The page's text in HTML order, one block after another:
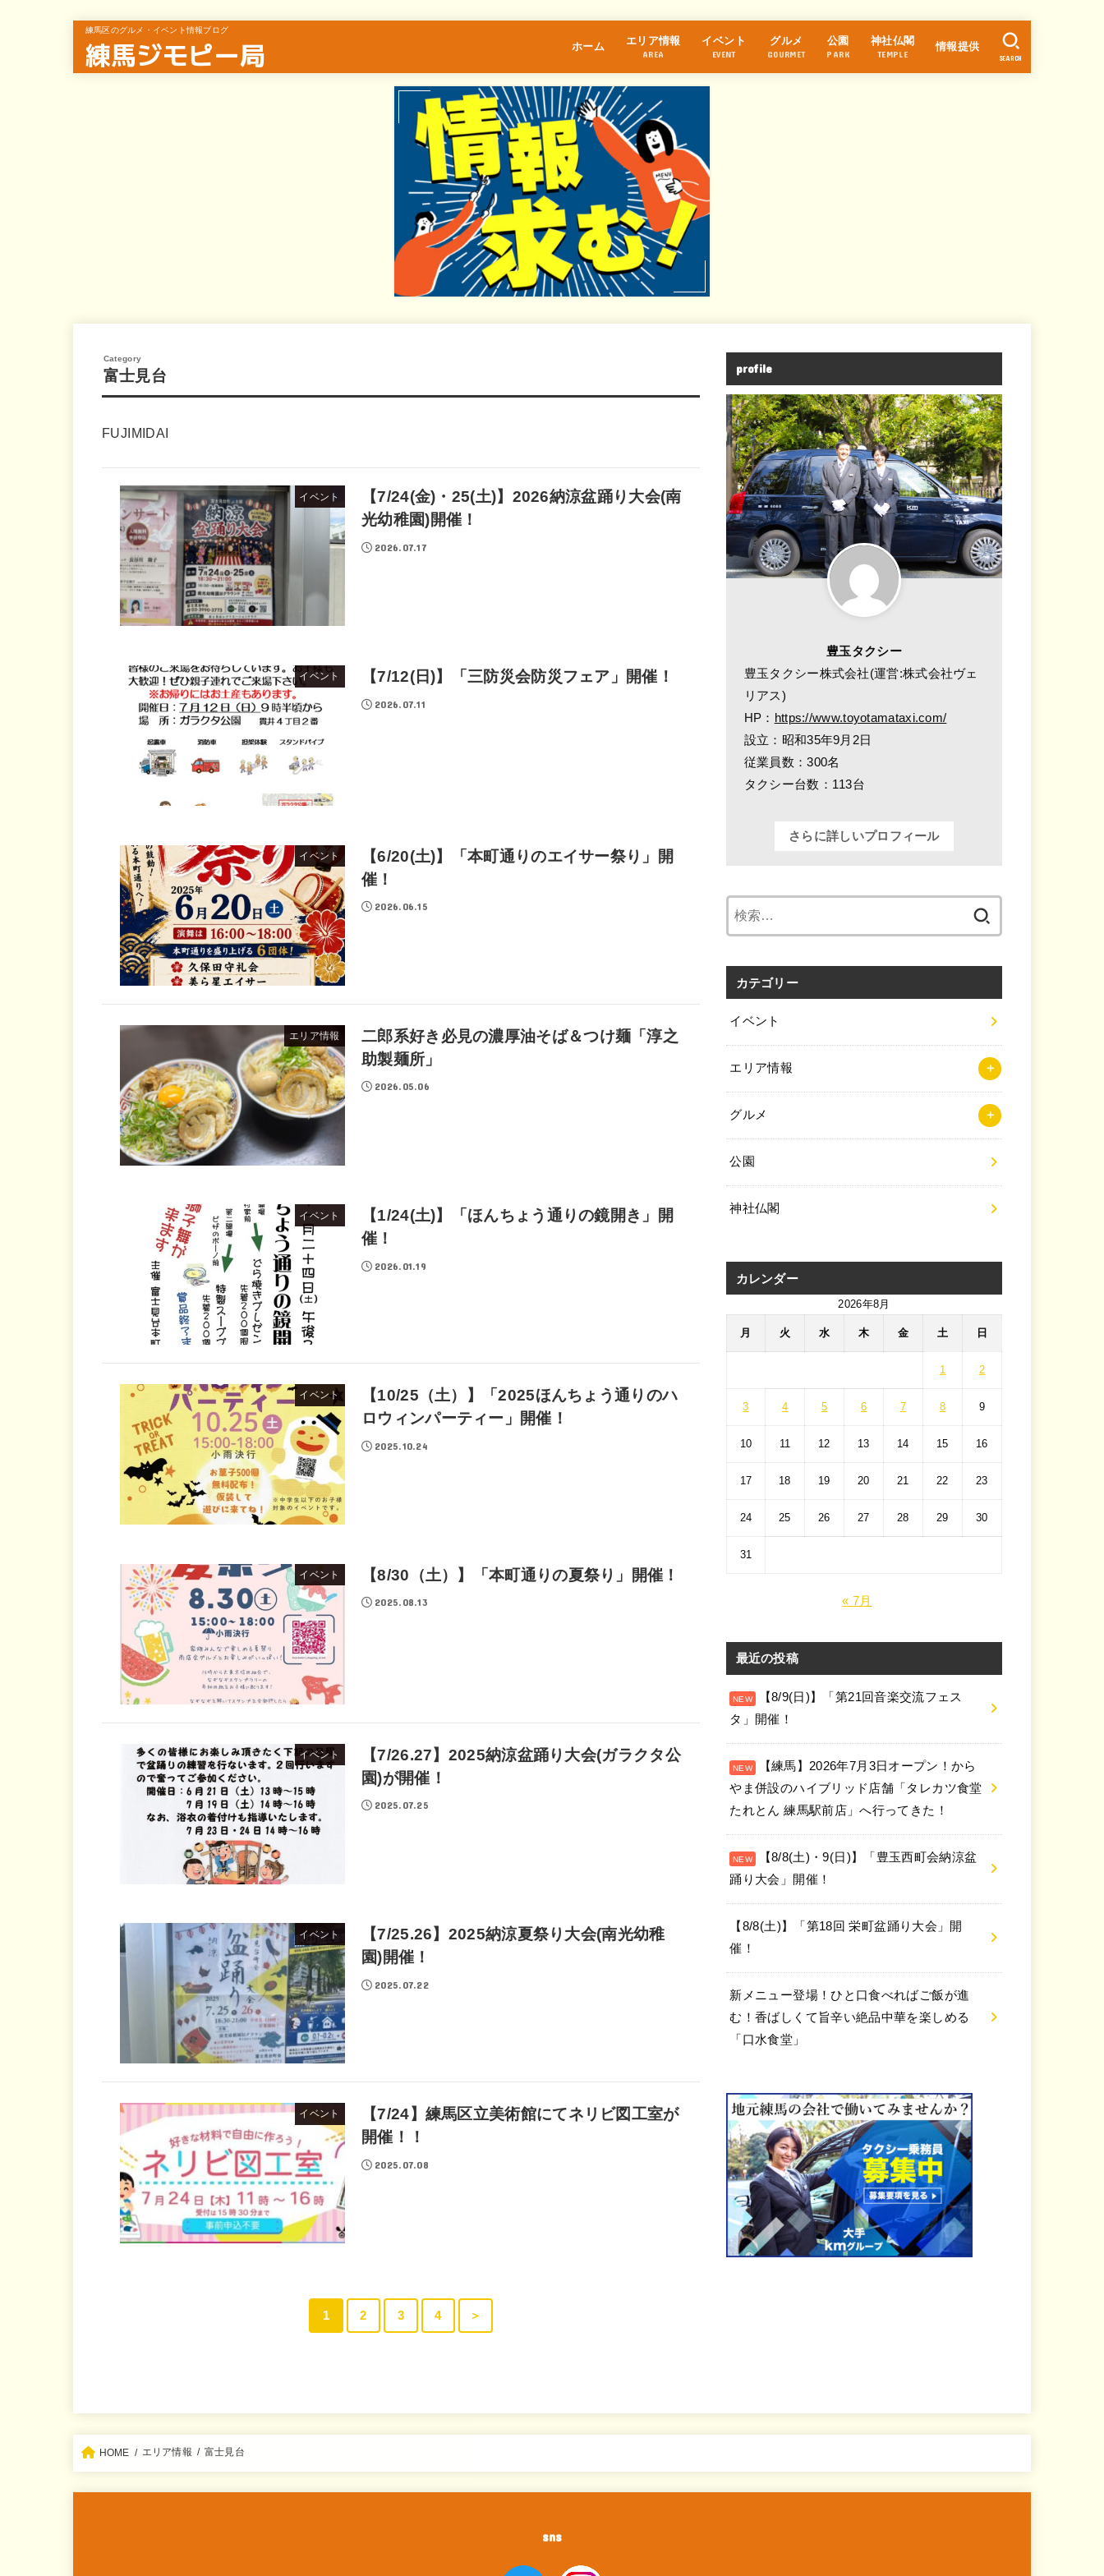
練馬区のグルメ・イベント情報ブログ
練馬ジモピー局 ホーム エリア情報
AREA
江古田
桜台
練馬
中村橋
富士見台
石神井公園
大泉学園
保谷
氷川台
光が丘
東武練馬
上井草
イベント
EVENT
グルメ
GOURMET
公園
PARK
神社仏閣
TEMPLE
情報提供
SEARCH
富士見台
FUJIMIDAI
イベント
【7/24(金)・25(土)】2026納涼盆踊り大会(南
光幼稚園)開催！
2026.07.17
イベント 【7/12(日)】「三防災会防災フェア」開催！
2026.07.11
イベント
【6/20(土)】「本町通りのエイサー祭り」開
催！
2026.06.15
エリア情報
二郎系好き必見の濃厚油そば＆つけ麺「淳之
助製麺所」
2026.05.06
イベント
【1/24(土)】「ほんちょう通りの鏡開き」開
催！
2026.01.19
イベント
【10/25（土）】「2025ほんちょう通りのハ
ロウィンパーティー」開催！
2025.10.24
イベント 【8/30（土）】「本町通りの夏祭り」開催！
2025.08.13
イベント
【7/26.27】2025納涼盆踊り大会(ガラクタ公
園)が開催！
2025.07.25
イベント
【7/25.26】2025納涼夏祭り大会(南光幼稚
園)開催！
2025.07.22
イベント
【7/24】練馬区立美術館にてネリビ図工室が
開催！！
2025.07.08
1 2 3 4 ＞
profile
豊玉タクシー
豊玉タクシー株式会社(運営:株式会社ヴェ
リアス)
HP： https://www.toyotamataxi.com/
設立：昭和35年9月2日
従業員数：300名
タクシー台数：113台
さらに詳しいプロフィール
カテゴリー
イベント
エリア情報
グルメ
公園
神社仏閣
カレンダー
2026年8月
月 火 水 木 金 土 日
1 2
3 4 5 6 7 8 9
10 11 12 13 14 15 16
17 18 19 20 21 22 23
24 25 26 27 28 29 30
31
« 7月
最近の投稿
【8/9(日)】「第21回音楽交流フェス
タ」開催！
【練馬】2026年7月3日オープン！から
やま併設のハイブリッド店舗「タレカツ食堂
たれとん 練馬駅前店」へ行ってきた！
【8/8(土)・9(日)】「豊玉西町会納涼盆
踊り大会」開催！
【8/8(土)】「第18回 栄町盆踊り大会」開
催！
新メニュー登場！ひと口食べればご飯が進
む！香ばしくて旨辛い絶品中華を楽しめる
「口水食堂」
HOME エリア情報 富士見台
sns